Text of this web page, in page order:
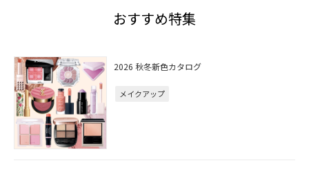
おすすめ特集
2026 秋冬新色カタログ
メイクアップ